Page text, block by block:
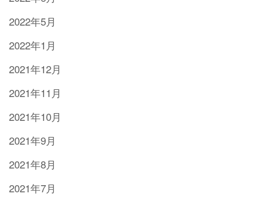
2022年5月
2022年1月
2021年12月
2021年11月
2021年10月
2021年9月
2021年8月
2021年7月